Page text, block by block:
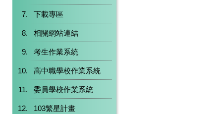
下載專區
相關網站連結
考生作業系統
高中職學校作業系統
委員學校作業系統
103繁星計畫